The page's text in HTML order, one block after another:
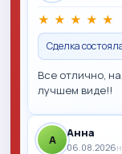
★ ★ ★ ★ ★
Сделка
Все отлично,
лучшем виде!!
A Анна
06.08.2026